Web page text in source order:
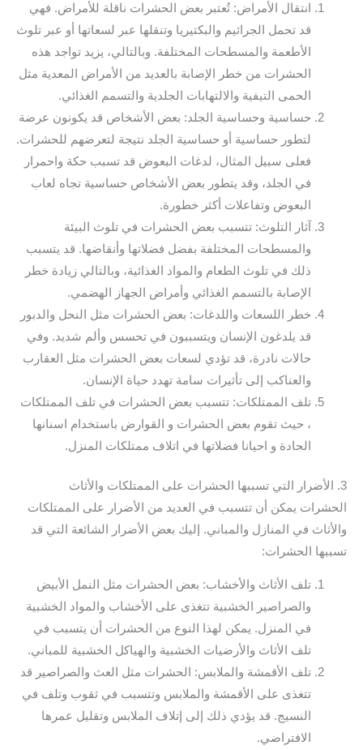
انتقال الأمراض: تُعتبر بعض الحشرات ناقلة للأمراض. فهي
قد تحمل الجراثيم والبكتيريا وتنقلها عبر لسعاتها أو عبر تلوث
الأطعمة والمسطحات المختلفة. وبالتالي، يزيد تواجد هذه
الحشرات من خطر الإصابة بالعديد من الأمراض المعدية مثل
الحمى التيفية والالتهابات الجلدية والتسمم الغذائي.
حساسية وحساسية الجلد: بعض الأشخاص قد يكونون عرضة
لتطور حساسية أو حساسية الجلد نتيجة لتعرضهم للحشرات.
فعلى سبيل المثال، لدغات البعوض قد تسبب حكة واحمرار
في الجلد، وقد يتطور بعض الأشخاص حساسية تجاه لعاب
البعوض وتفاعلات أكثر خطورة.
آثار التلوث: تتسبب بعض الحشرات في تلوث البيئة
والمسطحات المختلفة بفضل فضلاتها وأنقاضها. قد يتسبب
ذلك في تلوث الطعام والمواد الغذائية، وبالتالي زيادة خطر
الإصابة بالتسمم الغذائي وأمراض الجهاز الهضمي.
خطر اللسعات واللدغات: بعض الحشرات مثل النحل والدبور
قد يلدغون الإنسان ويتسببون في تحسس وألم شديد. وفي
حالات نادرة، قد تؤدي لسعات بعض الحشرات مثل العقارب
والعناكب إلى تأثيرات سامة تهدد حياة الإنسان.
تلف الممتلكات: تتسبب بعض الحشرات في تلف الممتلكات
، حيث تقوم بعض الحشرات و القوارض باستخدام اسنانها
الحادة و احيانا فضلاتها في اتلاف ممتلكات المنزل.
3. الأضرار التي تسببها الحشرات على الممتلكات والأثاث
الحشرات يمكن أن تتسبب في العديد من الأضرار على الممتلكات
والأثاث في المنازل والمباني. إليك بعض الأضرار الشائعة التي قد
تسببها الحشرات:
تلف الأثاث والأخشاب: بعض الحشرات مثل النمل الأبيض
والصراصير الخشبية تتغذى على الأخشاب والمواد الخشبية
في المنزل. يمكن لهذا النوع من الحشرات أن يتسبب في
تلف الأثاث والأرضيات الخشبية والهياكل الخشبية للمباني.
تلف الأقمشة والملابس: الحشرات مثل العث والصراصير قد
تتغذى على الأقمشة والملابس وتتسبب في ثقوب وتلف في
النسيج. قد يؤدي ذلك إلى إتلاف الملابس وتقليل عمرها
الافتراضي.